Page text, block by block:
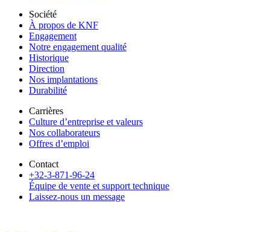
Société
À propos de KNF
Engagement
Notre engagement qualité
Historique
Direction
Nos implantations
Durabilité
Carrières
Culture d’entreprise et valeurs
Nos collaborateurs
Offres d’emploi
Contact
+32-3-871-96-24
Équipe de vente et support technique
Laissez-nous un message